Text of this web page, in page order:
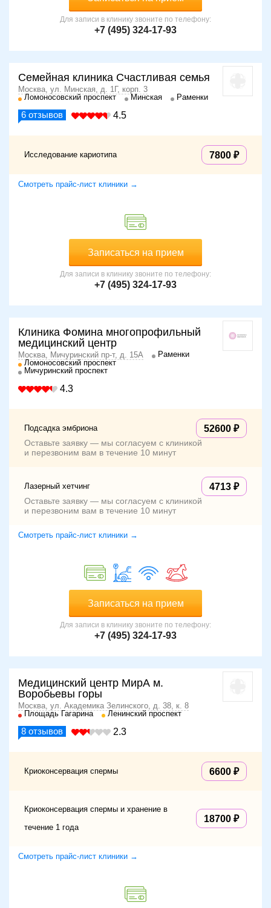
Для записи в клинику звоните по телефону:
+7 (495) 324-17-93
Семейная клиника Счастливая семья
Москва, ул. Минская, д. 1Г, корп. 3
Ломоносовский проспект
Минская Раменки
6 отзывов 4.5
Исследование кариотипа 7800
Смотреть прайс-лист клиники →
Записаться на прием
Для записи в клинику звоните по телефону:
+7 (495) 324-17-93
Клиника Фомина многопрофильный
медицинский центр
Москва, Мичуринский пр-т, д. 15А
Раменки
Ломоносовский проспект
Мичуринский проспект
4.3
Подсадка эмбриона 52600
Оставьте заявку — мы согласуем с клиникой
и перезвоним вам в течение 10 минут
Лазерный хетчинг 4713
Оставьте заявку — мы согласуем с клиникой
и перезвоним вам в течение 10 минут
Смотреть прайс-лист клиники →
Записаться на прием
Для записи в клинику звоните по телефону:
+7 (495) 324-17-93
Медицинский центр МирА м.
Воробьевы горы
Москва, ул. Академика Зелинского, д. 38, к. 8
Площадь Гагарина
Ленинский проспект
8 отзывов 2.3
Криоконсервация спермы 6600
Криоконсервация спермы и хранение в
течение 1 года
18700
Смотреть прайс-лист клиники →